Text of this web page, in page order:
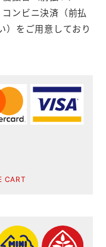
ンビニ決済（前払
）をご用意しており
CART